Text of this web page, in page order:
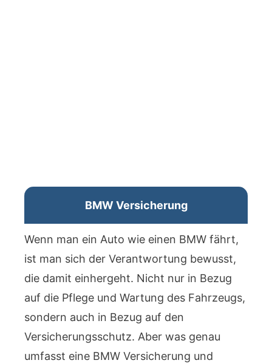
BMW Versicherung
Wenn man ein Auto wie einen BMW fährt,
ist man sich der Verantwortung bewusst,
die damit einhergeht. Nicht nur in Bezug
auf die Pflege und Wartung des Fahrzeugs,
sondern auch in Bezug auf den
Versicherungsschutz. Aber was genau
umfasst eine BMW Versicherung und